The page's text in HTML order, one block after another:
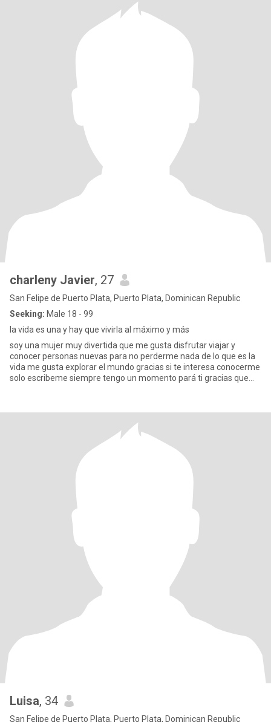
charleny Javier, 27
San Felipe de Puerto Plata, Puerto Plata, Dominican Republic
Seeking: Male 18 - 99
la vida es una y hay que vivirla al máximo y más
soy una mujer muy divertida que me gusta disfrutar viajar y
conocer personas nuevas para no perderme nada de lo que es la
vida me gusta explorar el mundo gracias si te interesa conocerme
solo escribeme siempre tengo un momento pará ti gracias que
Luisa, 34
San Felipe de Puerto Plata, Puerto Plata, Dominican Republic